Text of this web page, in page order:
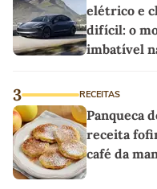
elétrico e
difícil: o
imbatível
3 RECEITAS
Panqueca
receita
café da